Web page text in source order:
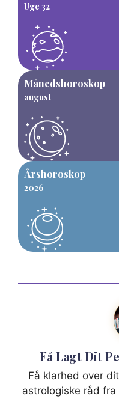
Uge 32
Månedshoroskop
august
Årshoroskop
2026
Få Lagt Dit
Få klarhed over
astrologiske råd